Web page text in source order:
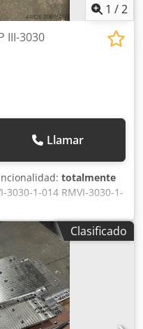
1 /2
III-3030
Llamar
totalmente
3030-1-014 RMVI-3030-1-
1-012 RMVI-3030-1-
Clasificado